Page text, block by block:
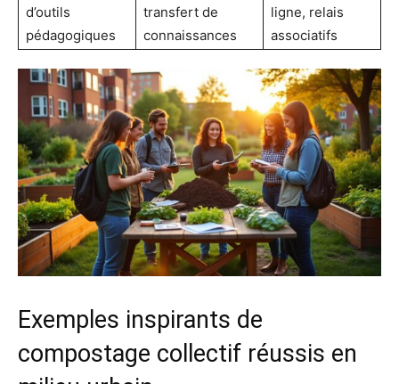
d’outils
pédagogiques
transfert de
connaissances
ligne, relais
associatifs
Exemples inspirants de
compostage collectif réussis en